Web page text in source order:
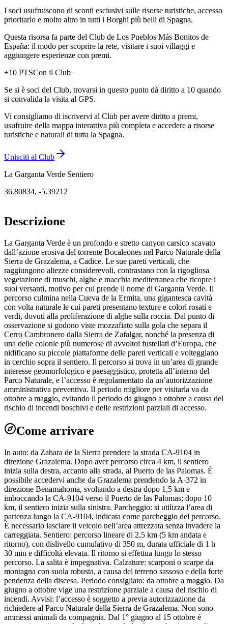
I soci usufruiscono di sconti esclusivi sulle risorse turistiche, accesso
prioritario e molto altro in tutti i Borghi più belli di Spagna.
Questa risorsa fa parte del Club de Los Pueblos Más Bonitos de
España: il modo per scoprire la rete, visitare i suoi villaggi e
aggiungere esperienze con premi.
+10 PTSCon il Club
Se si è soci del Club, trovarsi in questo punto dà diritto a 10 quando
si convalida la visita al GPS.
Vi consigliamo di iscrivervi al Club per avere diritto a premi,
usufruire della mappa interattiva più completa e accedere a risorse
turistiche e naturali di tutta la Spagna.
Unisciti al Club
La Garganta Verde Sentiero
36.80834, -5.39212
Descrizione
La Garganta Verde è un profondo e stretto canyon carsico scavato
dall’azione erosiva del torrente Bocaleones nel Parco Naturale della
Sierra de Grazalema, a Cadice. Le sue pareti verticali, che
raggiungono altezze considerevoli, contrastano con la rigogliosa
vegetazione di muschi, alghe e macchia mediterranea che ricopre i
suoi versanti, motivo per cui prende il nome di Garganta Verde. Il
percorso culmina nella Cueva de la Ermita, una gigantesca cavità
con volta naturale le cui pareti presentano texture e colori rosati e
verdi, dovuti alla proliferazione di alghe sulla roccia. Dal punto di
osservazione si godono viste mozzafiato sulla gola che separa il
Cerro Cambronero dalla Sierra de Zafalgar, nonché la presenza di
una delle colonie più numerose di avvoltoi fustellati d’Europa, che
nidificano su piccole piattaforme delle pareti verticali e volteggiano
in cerchio sopra il sentiero. Il percorso si trova in un’area di grande
interesse geomorfologico e paesaggistico, protetta all’interno del
Parco Naturale, e l’accesso è regolamentato da un’autorizzazione
amministrativa preventiva. Il periodo migliore per visitarla va da
ottobre a maggio, evitando il periodo da giugno a ottobre a causa del
rischio di incendi boschivi e delle restrizioni parziali di accesso.
Come arrivare
In auto: da Zahara de la Sierra prendere la strada CA-9104 in
direzione Grazalema. Dopo aver percorso circa 4 km, il sentiero
inizia sulla destra, accanto alla strada, al Puerto de las Palomas. È
possibile accedervi anche da Grazalema prendendo la A-372 in
direzione Benamahoma, svoltando a destra dopo 1,5 km e
imboccando la CA-9104 verso il Puerto de las Palomas; dopo 10
km, il sentiero inizia sulla sinistra. Parcheggio: si utilizza l’area di
partenza lungo la CA-9104, indicata come parcheggio del percorso.
È necessario lasciare il veicolo nell’area attrezzata senza invadere la
carreggiata. Sentiero: percorso lineare di 2,5 km (5 km andata e
ritorno), con dislivello cumulativo di 350 m, durata ufficiale di 1 h
30 min e difficoltà elevata. Il ritorno si effettua lungo lo stesso
percorso. La salita è impegnativa. Calzature: scarponi o scarpe da
montagna con suola robusta, a causa del terreno sassoso e della forte
pendenza della discesa. Periodo consigliato: da ottobre a maggio. Da
giugno a ottobre vige una restrizione parziale a causa del rischio di
incendi. Avvisi: l’accesso è soggetto a previa autorizzazione da
richiedere al Parco Naturale della Sierra de Grazalema. Non sono
ammessi animali da compagnia. Dal 1° giugno al 15 ottobre è